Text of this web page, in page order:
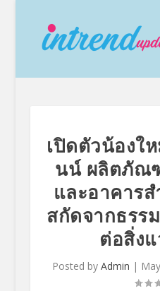
เปิดตัวน้องใ
นน์ ผลิตภัณ
และอาคาร
สกัดจากธรร
ต่อสิ่ง
Posted by Admin |